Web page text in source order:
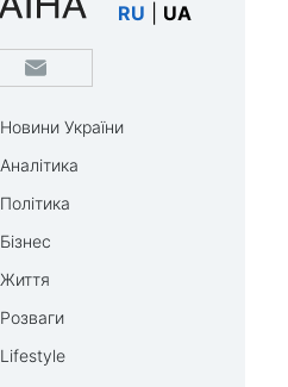
RU UA
Новини України
Аналітика
Політика
Бізнес
Життя
Розваги
Lifestyle